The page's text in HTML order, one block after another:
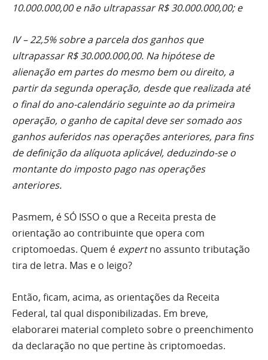
10.000.000,00 e não ultrapassar R$ 30.000.000,00; e
IV – 22,5% sobre a parcela dos ganhos que
ultrapassar R$ 30.000.000,00. Na hipótese de
alienação em partes do mesmo bem ou direito, a
partir da segunda operação, desde que realizada até
o final do ano-calendário seguinte ao da primeira
operação, o ganho de capital deve ser somado aos
ganhos auferidos nas operações anteriores, para fins
de definição da alíquota aplicável, deduzindo-se o
montante do imposto pago nas operações
anteriores.
Pasmem, é SÓ ISSO o que a Receita presta de
orientação ao contribuinte que opera com
criptomoedas. Quem é expertno assunto tributação
tira de letra. Mas e o leigo?
Então, ficam, acima, as orientações da Receita
Federal, tal qual disponibilizadas. Em breve,
elaborarei material completo sobre o preenchimento
da declaração no que pertine às criptomoedas.